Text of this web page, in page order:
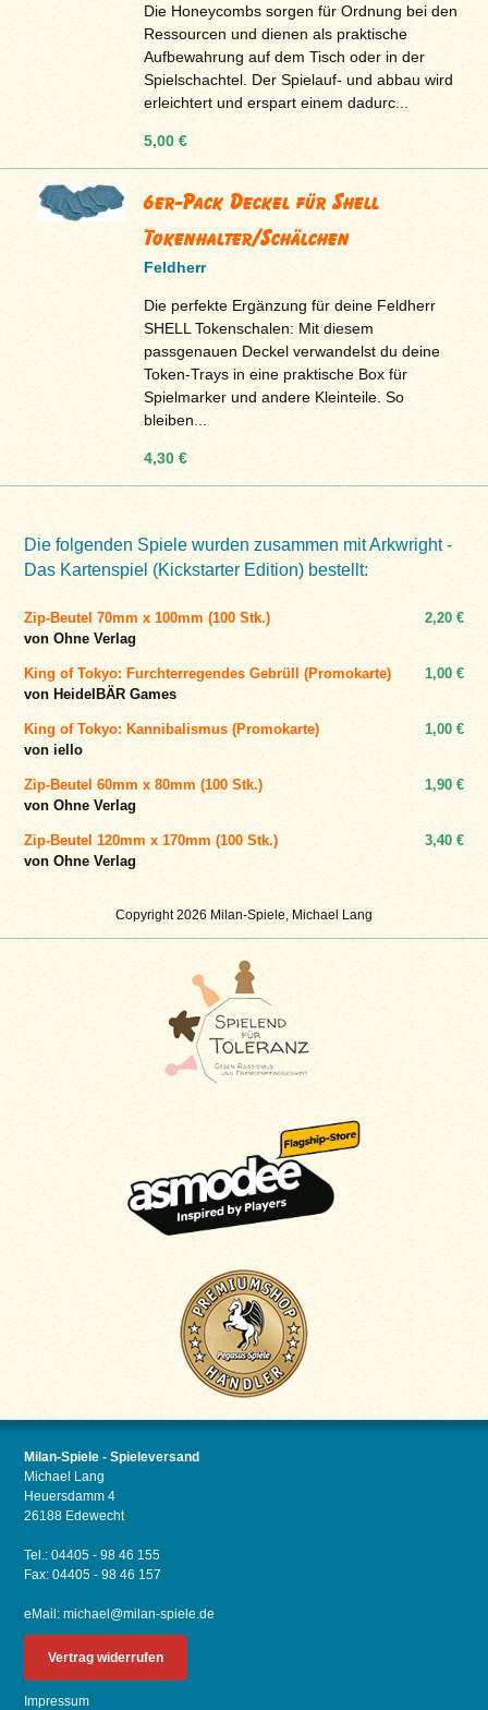
Copyright 2026 Milan-Spiele, Michael Lang
Die Honeycombs sorgen für Ordnung bei den
Ressourcen und dienen als praktische
Aufbewahrung auf dem Tisch oder in der
Spielschachtel. Der Spielauf- und abbau wird
erleichtert und erspart einem dadurc...
5,00 €
6er-Pack Deckel für Shell
Tokenhalter/Schälchen
Feldherr
Die perfekte Ergänzung für deine Feldherr
SHELL Tokenschalen: Mit diesem
passgenauen Deckel verwandelst du deine
Token-Trays in eine praktische Box für
Spielmarker und andere Kleinteile. So
bleiben...
4,30 €
Die folgenden Spiele wurden zusammen mit Arkwright -
Das Kartenspiel (Kickstarter Edition) bestellt:
Zip-Beutel 70mm x 100mm (100 Stk.)
von Ohne Verlag
2,20 €
King of Tokyo: Furchterregendes Gebrüll (Promokarte)
von HeidelBÄR Games
1,00 €
King of Tokyo: Kannibalismus (Promokarte)
von iello
1,00 €
Zip-Beutel 60mm x 80mm (100 Stk.)
von Ohne Verlag
1,90 €
Zip-Beutel 120mm x 170mm (100 Stk.)
von Ohne Verlag
3,40 €
Milan-Spiele - Spieleversand
Michael Lang
Heuersdamm 4
26188 Edewecht
Tel.: 04405 - 98 46 155
Fax: 04405 - 98 46 157
eMail:michael@milan-spiele.de
Vertrag widerrufen
Impressum